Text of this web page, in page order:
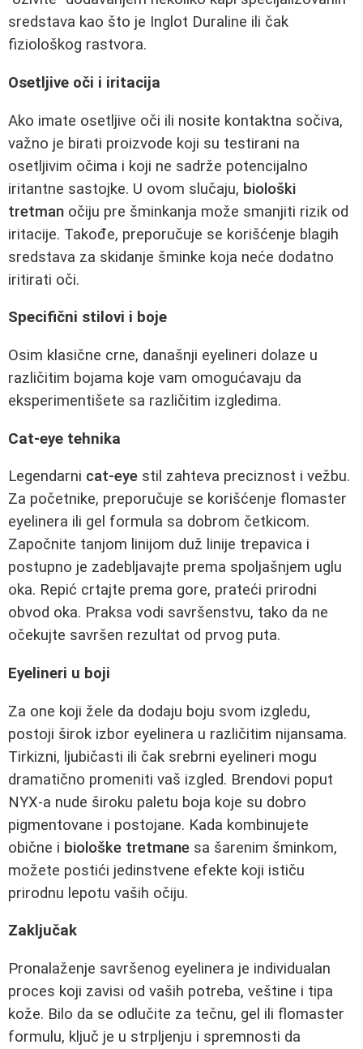
sredstava kao što je Inglot Duraline ili čak
fiziološkog rastvora.
Osetljive oči i iritacija
Ako imate osetljive oči ili nosite kontaktna sočiva,
važno je birati proizvode koji su testirani na
osetljivim očima i koji ne sadrže potencijalno
iritantne sastojke. U ovom slučaju, biološki
tretman očiju pre šminkanja može smanjiti rizik od
iritacije. Takođe, preporučuje se korišćenje blagih
sredstava za skidanje šminke koja neće dodatno
iritirati oči.
Specifični stilovi i boje
Osim klasične crne, današnji eyelineri dolaze u
različitim bojama koje vam omogućavaju da
eksperimentišete sa različitim izgledima.
Cat-eye tehnika
Legendarni cat-eye stil zahteva preciznost i vežbu.
Za početnike, preporučuje se korišćenje flomaster
eyelinera ili gel formula sa dobrom četkicom.
Započnite tanjom linijom duž linije trepavica i
postupno je zadebljavajte prema spoljašnjem uglu
oka. Repić crtajte prema gore, prateći prirodni
obvod oka. Praksa vodi savršenstvu, tako da ne
očekujte savršen rezultat od prvog puta.
Eyelineri u boji
Za one koji žele da dodaju boju svom izgledu,
postoji širok izbor eyelinera u različitim nijansama.
Tirkizni, ljubičasti ili čak srebrni eyelineri mogu
dramatično promeniti vaš izgled. Brendovi poput
NYX-a nude široku paletu boja koje su dobro
pigmentovane i postojane. Kada kombinujete
obične i biološke tretmane sa šarenim šminkom,
možete postići jedinstvene efekte koji ističu
prirodnu lepotu vaših očiju.
Zaključak
Pronalaženje savršenog eyelinera je individualan
proces koji zavisi od vaših potreba, veštine i tipa
kože. Bilo da se odlučite za tečnu, gel ili flomaster
formulu, ključ je u strpljenju i spremnosti da